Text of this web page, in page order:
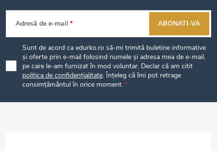
S
u
b
o
Adresă de e-mail
Sunt de acord ca edurko.ro să-mi trimită buletine informative
și oferte prin e-mail folosind numele și adresa mea de e-mail,
pe care le-am furnizat în mod voluntar. Declar că am citit
politica de confidențialitate. Înțeleg că îmi pot retrage
consimțământul în orice moment.
ABONATI-VA